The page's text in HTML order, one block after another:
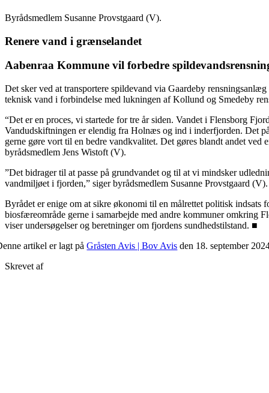
Byrådsmedlem Susanne Provstgaard (V).
Renere vand i grænselandet
Aabenraa Kommune vil forbedre
Det sker ved at transportere spildevand via Gaardeby
teknisk vand i forbindelse med lukningen af Kollund og Smedeby
“Det er en proces, vi startede for tre år siden. Vandet i Flensborg
Vand­udskiftningen er elendig fra Holnæs og ind i inderfjorden. Det
gerne gøre vort til en bedre vandkvalitet. Det gøres blandt andet ved
byrådsmedlem Jens Wistoft (V).
”Det bidrager til at passe på grundvandet og til at vi mindsker
vandmiljøet i fjorden,” siger byrådsmedlem Susanne Provstgaard (V).
Byrådet er enige om at sikre økonomi til en målrettet politisk
biosfæreområde gerne i samarbejde med andre kommuner omkring
viser undersøgelser og beretninger om fjordens sundhedstilstand. ■
artikel er lagt påGråsten Avis | Bov Avis den 18. september
Skrevet af